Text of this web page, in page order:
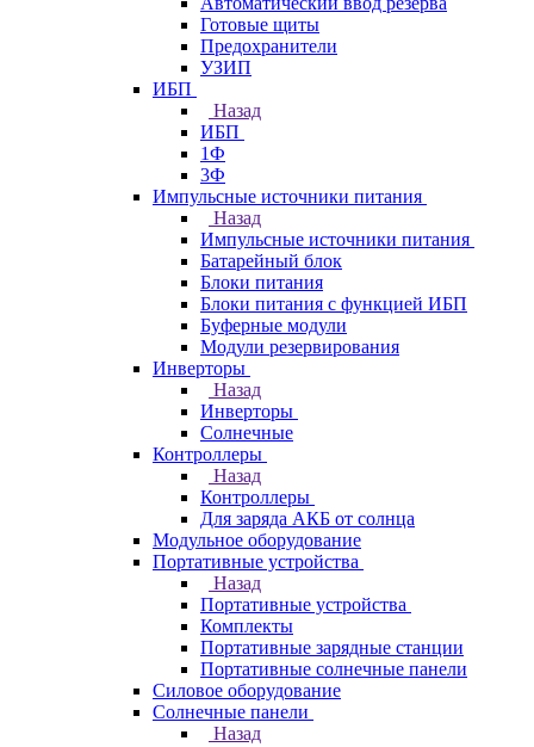
Готовые щиты
Предохранители
УЗИП
ИБП
Назад
ИБП
1Ф
3Ф
Импульсные источники питания
Назад
Импульсные источники питания
Батарейный блок
Блоки питания
Блоки питания с функцией ИБП
Буферные модули
Модули резервирования
Инверторы
Назад
Инверторы
Солнечные
Контроллеры
Назад
Контроллеры
Для заряда АКБ от солнца
Модульное оборудование
Портативные устройства
Назад
Портативные устройства
Комплекты
Портативные зарядные станции
Портативные солнечные панели
Силовое оборудование
Солнечные панели
Назад